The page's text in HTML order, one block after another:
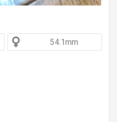
54.1mm